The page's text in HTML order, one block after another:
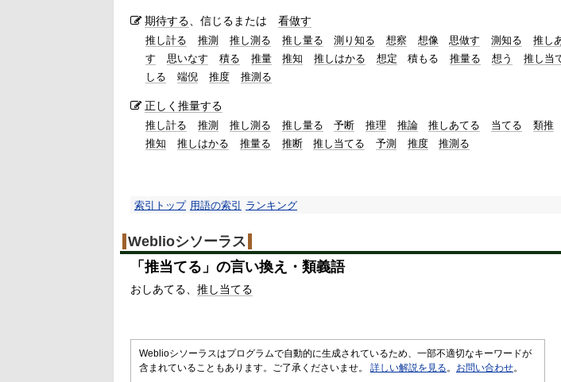
期待する、信じるまたは 看做す
推し計る 推測 推し測る 推し量る 測り知る 想察 想像 思做す 測知る 推し
す
思いなす 積る 推量 推知 推しはかる 想定 積もる 推量る 想う 推し当
しる
端倪 推度 推測る
正しく 推量する
推し計る 推測 推し測る 推し量る 予断 推理 推論 推しあてる 当てる 類推
推知
推しはかる 推量る 推断 推し当てる 予測 推度 推測る
索引トップ 用語の索引 ランキング
Weblioシソーラス
「 推当てる 」の言い換え・類義語
おしあてる 推し当てる
Weblioシソーラスはプログラムで自動的に生成されているため、一部不適切なキーワードが
含まれていることもあります。ご了承くださいませ。 詳しい解説を見る 。 お問い合わせ。